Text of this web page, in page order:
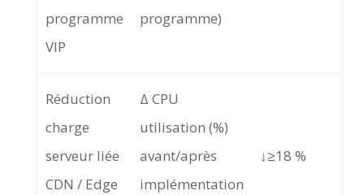
programme
VIP
programme)
Réduction
charge
serveur liée
CDN / Edge
Δ CPU
utilisation (%)
avant/après
implémentation
↓≥18 %